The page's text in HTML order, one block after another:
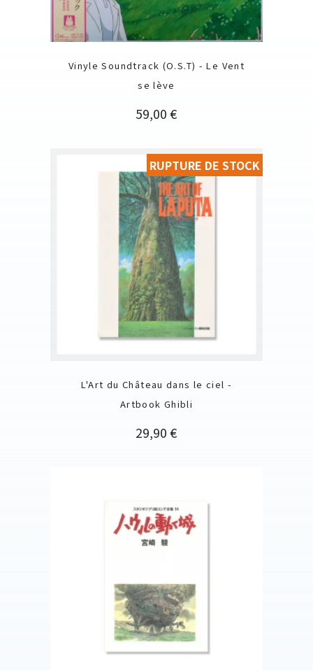
Vinyle Soundtrack (O.S.T) - Le Vent
se lève
Prix
59,00 €
L'Art du Château dans le ciel -
Artbook Ghibli
Prix
29,90 €
RUPTURE DE STOCK